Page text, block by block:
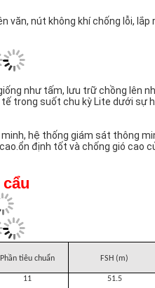
dây, chống va chạm, chống